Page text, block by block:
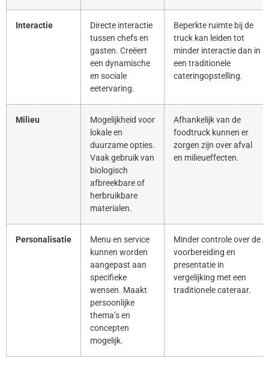
Interactie
Directe interactie
tussen chefs en
gasten. Creëert
een dynamische
en sociale
eetervaring.
Beperkte ruimte bij de
truck kan leiden tot
minder interactie dan in
een traditionele
cateringopstelling.
Milieu
Mogelijkheid voor
lokale en
duurzame opties.
Vaak gebruik van
biologisch
afbreekbare of
herbruikbare
materialen.
Afhankelijk van de
foodtruck kunnen er
zorgen zijn over afval
en milieueffecten.
Personalisatie
Menu en service
kunnen worden
aangepast aan
specifieke
wensen. Maakt
persoonlijke
thema’s en
concepten
mogelijk.
Minder controle over de
voorbereiding en
presentatie in
vergelijking met een
traditionele cateraar.